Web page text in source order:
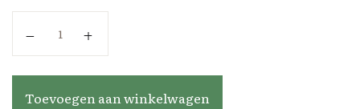
Toevoegen aan winkelwagen